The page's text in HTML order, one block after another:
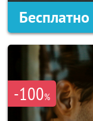
Бесплатно
-100%